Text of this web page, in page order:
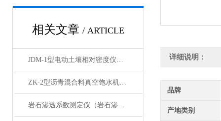
相关文章 / ARTICLE
JDM-1型电动土壤相对密度仪技术参数
ZK-2型沥青混合料真空饱水机产品展示
岩石渗透系数测定仪（岩石渗透仪）产品展示
详细说明：
品牌
产地类别